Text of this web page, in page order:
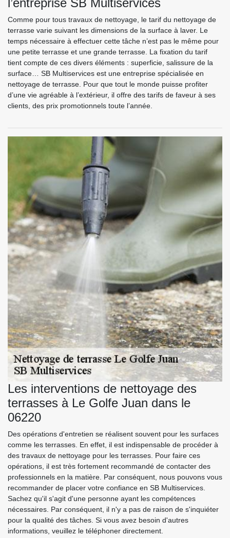
l’entreprise SB Multiservices
Comme pour tous travaux de nettoyage, le tarif du nettoyage de
terrasse varie suivant les dimensions de la surface à laver. Le
temps nécessaire à effectuer cette tâche n’est pas le même pour
une petite terrasse et une grande terrasse. La fixation du tarif
tient compte de ces divers éléments : superficie, salissure de la
surface… SB Multiservices est une entreprise spécialisée en
nettoyage de terrasse. Pour que tout le monde puisse profiter
d’une vie agréable à l’extérieur, il offre des tarifs de faveur à ses
clients, des prix promotionnels toute l’année.
Les interventions de nettoyage des
terrasses à Le Golfe Juan dans le
06220
Des opérations d'entretien se réalisent souvent pour les surfaces
comme les terrasses. En effet, il est indispensable de procéder à
des travaux de nettoyage pour les terrasses. Pour faire ces
opérations, il est très fortement recommandé de contacter des
professionnels en la matière. Par conséquent, nous pouvons vous
recommander de placer votre confiance en SB Multiservices.
Sachez qu'il s'agit d'une personne ayant les compétences
nécessaires. Par conséquent, il n'y a pas de raison de s'inquiéter
pour la qualité des tâches. Si vous avez besoin d'autres
informations, veuillez le téléphoner directement.